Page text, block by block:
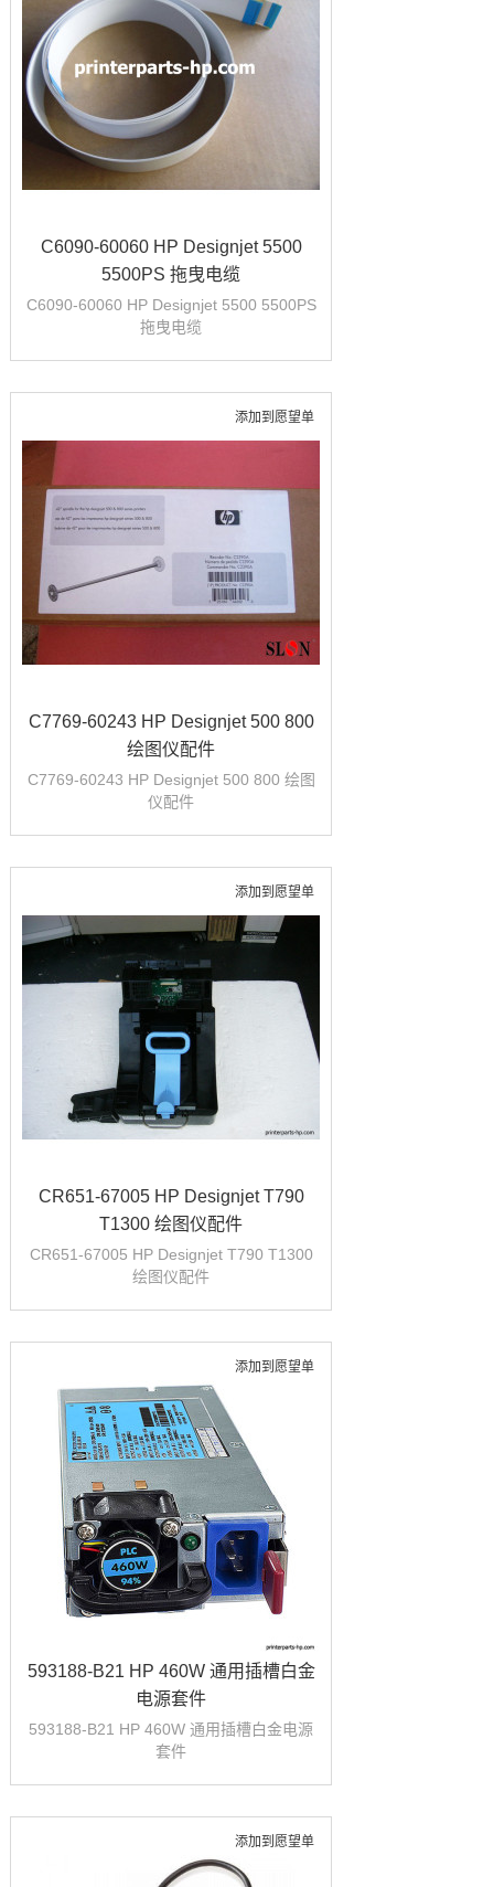
C6090-60060 HP Designjet 5500
5500PS 拖曳电缆
C6090-60060 HP Designjet 5500 5500PS
拖曳电缆
添加到愿望单
C7769-60243 HP Designjet 500 800
绘图仪配件
C7769-60243 HP Designjet 500 800 绘图
仪配件
添加到愿望单
CR651-67005 HP Designjet T790
T1300 绘图仪配件
CR651-67005 HP Designjet T790 T1300
绘图仪配件
添加到愿望单
593188-B21 HP 460W 通用插槽白金
电源套件
593188-B21 HP 460W 通用插槽白金电源
套件
添加到愿望单